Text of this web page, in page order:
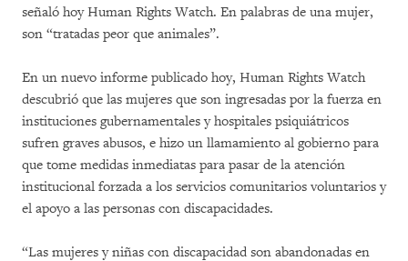
señaló hoy Human Rights Watch. En palabras de una mujer,
son “tratadas peor que animales”.
En un nuevo informe publicado hoy, Human Rights Watch
descubrió que las mujeres que son ingresadas por la fuerza en
instituciones gubernamentales y hospitales psiquiátricos
sufren graves abusos, e hizo un llamamiento al gobierno para
que tome medidas inmediatas para pasar de la atención
institucional forzada a los servicios comunitarios voluntarios y
el apoyo a las personas con discapacidades.
“Las mujeres y niñas con discapacidad son abandonadas en